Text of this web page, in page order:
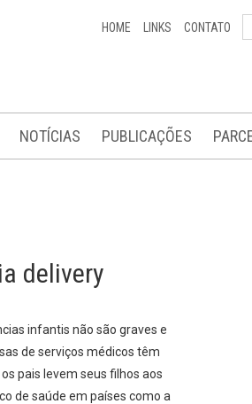
HOME LINKS CONTATO
NOTÍCIAS PUBLICAÇÕES
delivery
infantis não são graves e
de serviços médicos têm
pais levem seus filhos aos
de saúde em países como a